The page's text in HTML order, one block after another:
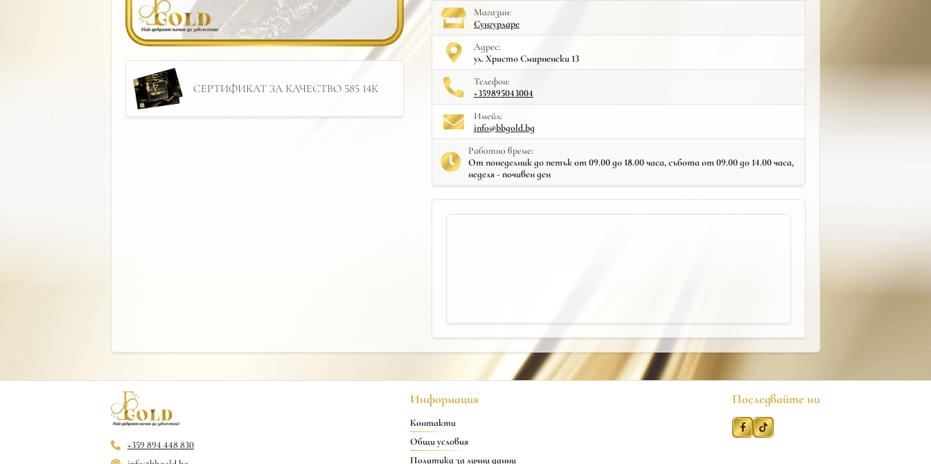
СЕРТИФИКАТ ЗА КАЧЕСТВО 585 14К
Mагазин:
Сунгурларе
Адрес:
ул. Христо Смирненски 13
Телефон:
+359895043004
Имейл:
info@bbgold.bg
Работно време:
От понеделник до петък от 09.00 до 18.00 часа, събота от 09.00 до 14.00 часа,
неделя - почивен ден
+359 894 448 830
Информация
Контакти
Общи условия
Политика за лични данни
Последвайте ни